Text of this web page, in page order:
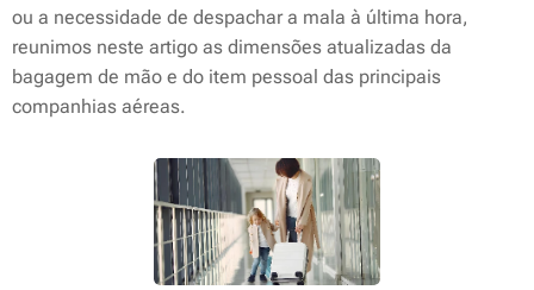
ou a necessidade de despachar a mala à última hora,
reunimos neste artigo as dimensões atualizadas da
bagagem de mão e do item pessoal das principais
companhias aéreas.